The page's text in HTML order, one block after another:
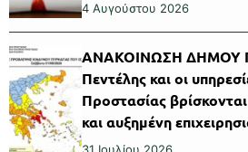
4 Αυγούστου 2026
ΑΝΑΚΟΙΝΩΣΗ ΔΗΜΟΥ
Πεντέλης και οι
Προστασίας
και αυξημένη